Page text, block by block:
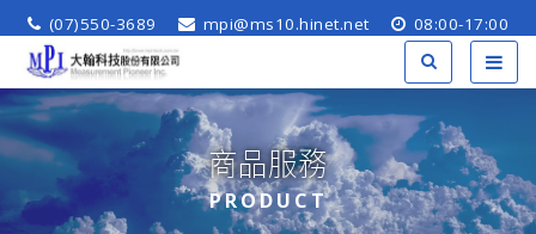
(07)550-3689 mpi@ms10.hinet.net 08:00-17:00
商品服務
PRODUCT